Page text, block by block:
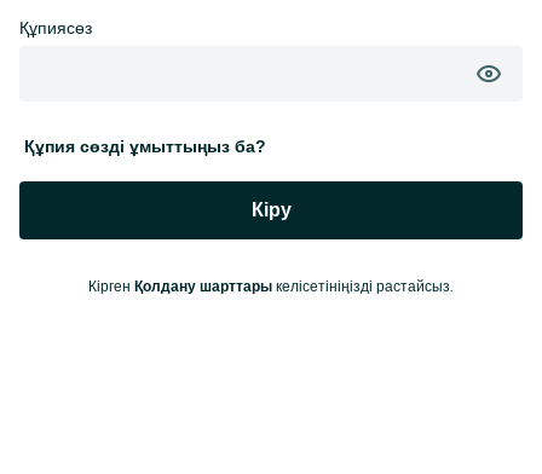
Құпиясөз
Құпия сөзді ұмыттыңыз ба?
Кіру
Кірген Қолдану шарттары келісетініңізді растайсыз.